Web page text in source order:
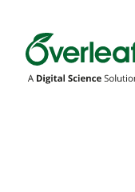
Overleaf